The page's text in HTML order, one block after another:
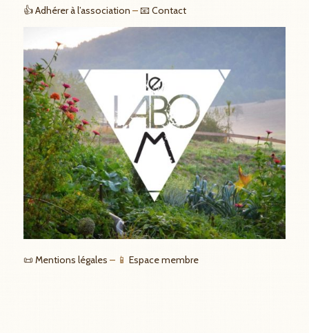
👍 Adhérer à l’association –📧 Contact
📜 Mentions légales – 📱 Espace membre